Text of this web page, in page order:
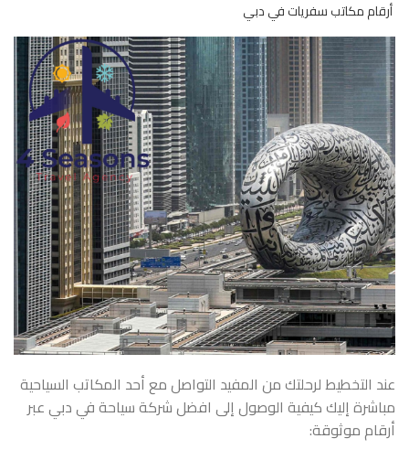
أرقام مكاتب سفريات في دبي
عند التخطيط لرحلتك من المفيد التواصل مع أحد المكاتب السياحية
مباشرة إليك كيفية الوصول إلى افضل شركة سياحة في دبي عبر
أرقام موثوقة: